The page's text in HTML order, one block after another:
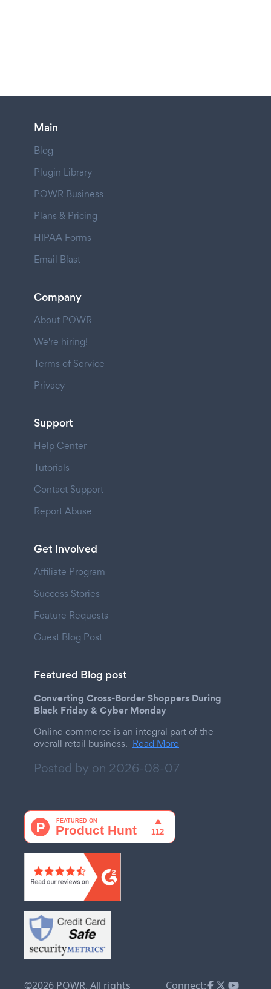
Main
Blog
Plugin Library
POWR Business
Plans & Pricing
HIPAA Forms
Email Blast
Company
About POWR
We're hiring!
Terms of Service
Privacy
Support
Help Center
Tutorials
Contact Support
Report Abuse
Get Involved
Affiliate Program
Success Stories
Feature Requests
Guest Blog Post
Featured Blog post
Converting Cross-Border Shoppers During
Black Friday & Cyber Monday
Online commerce is an integral part of the
overall retail business. Read More
Posted by on 2026-08-07
©2026 POWR. All rights Connect: